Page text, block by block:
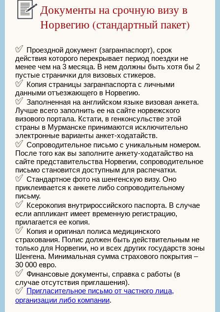
Документы на срочную визу в
Норвегию (стандартный пакет)
Проездной документ (загранпаспорт), срок
действия которого перекрывает период поездки не
менее чем на 3 месяца. В нем должны быть хотя бы 2
пустые странички для визовых стикеров.
Копия страницы загранпаспорта с личными
данными отъезжающего в Норвегию.
Заполненная на английском языке визовая анкета.
Лучше всего заполнить ее на сайте норвежского
визового портала. Кстати, в генконсульстве этой
страны в Мурманске принимаются исключительно
электронные варианты анкет-ходатайств.
Сопроводительное письмо с уникальным номером.
После того как вы заполните анкету-ходатайство на
сайте представительства Норвегии, сопроводительное
письмо становится доступным для распечатки.
Стандартное фото на шенгенскую визу. Оно
приклеивается к анкете либо сопроводительному
письму.
Ксерокопия внутрироссийского паспорта. В случае
если аппликант имеет временную регистрацию,
прилагается ее копия.
Копия и оригинал полиса медицинского
страхования. Полис должен быть действительным не
только для Норвегии, но и всех других государств зоны
Шенгена. Минимальная сумма страхового покрытия –
30 000 евро.
Финансовые документы, справка с работы (в
случае отсутствия приглашения).
Пригласительное письмо от частного лица,
организации либо компании.